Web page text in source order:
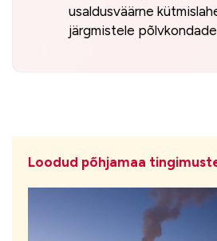
usaldusväärne
järgmistele
Loodud põhjamaa